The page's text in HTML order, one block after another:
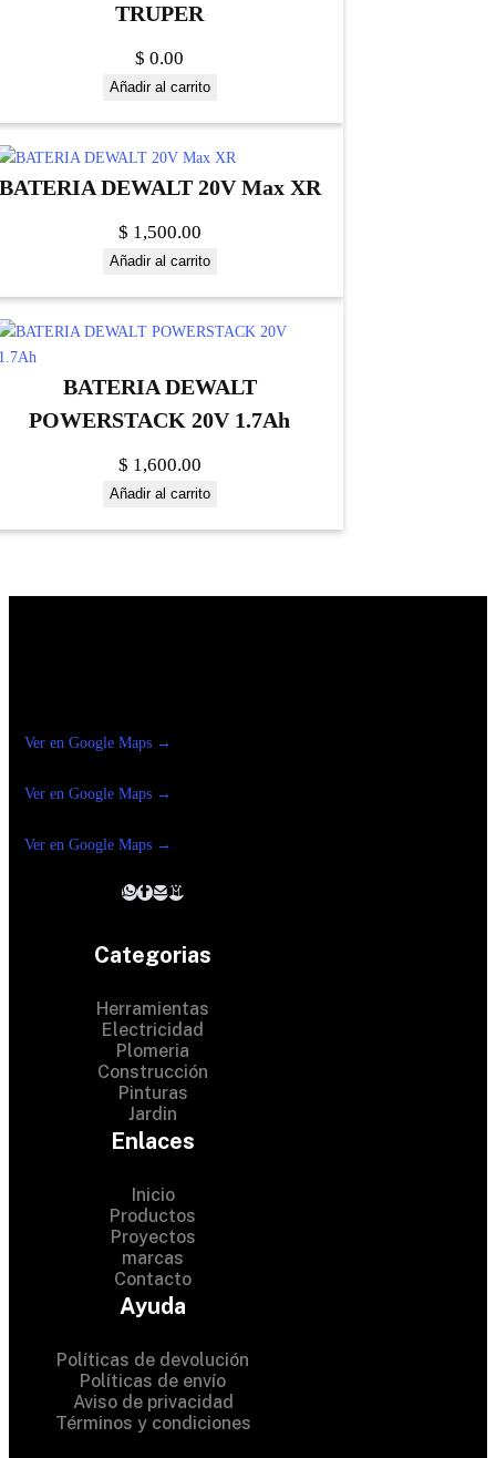
TRUPER
$ 0.00
Añadir al carrito
DEWALT 20V Max XR
$ 1,500.00
Añadir al carrito
BATERIA DEWALT
POWERSTACK 20V 1.7Ah
$ 1,600.00
Añadir al carrito
Ver en Google Maps →
Ver en Google Maps →
Ver en Google Maps →
Categorias
Herramientas
Electricidad
Plomeria
Construcción
Pinturas
Jardin
Enlaces
Inicio
Productos
Proyectos
marcas
Contacto
Ayuda
Políticas de devolución
Políticas de envío
Aviso de privacidad
Términos y condiciones